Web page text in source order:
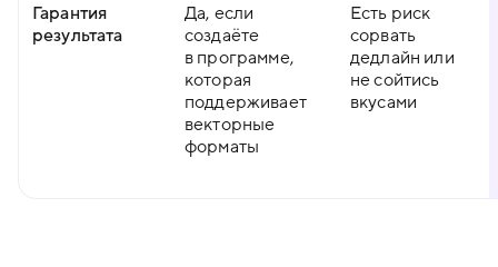
Гарантия
результата
Да, если
создаёте
в программе,
которая
поддерживает
векторные
форматы
Есть риск
сорвать
дедлайн или
не сойтись
вкусами